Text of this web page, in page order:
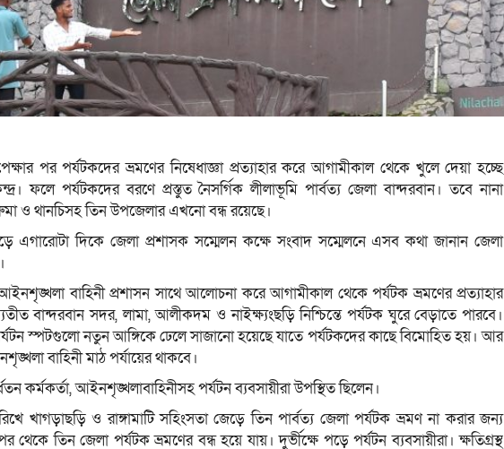
পর পর্যটকদের ভ্রমণের নিষেধাজ্ঞা প্রত্যাহার করে আগামীকাল থেকে খুলে দেয়া হচ্ছে
ফলে পর্যটকদের বরণে প্রস্তুত নৈসর্গিক লীলাভূমি পার্বত্য জেলা বান্দরবান। তবে নানা
ও থানচিসহ তিন উপজেলার এখনো বন্ধ রয়েছে।
এগারোটা দিকে জেলা প্রশাসক সম্মেলন কক্ষে সংবাদ সম্মেলনে এসব কথা জানান জেলা
বাহিনী প্রশাসন সাথে আলোচনা করে আগামীকাল থেকে পর্যটক ভ্রমণের প্রত্যাহার
বান্দরবান সদর, লামা, আলীকদম ও নাইক্ষ্যংছড়ি নিশ্চিন্তে পর্যটক ঘুরে বেড়াতে পারবে।
স্পটগুলো নতুন আঙ্গিকে ঢেলে সাজানো হয়েছে যাতে পর্যটকদের কাছে বিমোহিত হয়। আর
বাহিনী মাঠ পর্যায়ের থাকবে।
কর্মকর্তা, আইনশৃঙ্খলাবাহিনীসহ পর্যটন ব্যবসায়ীরা উপস্থিত ছিলেন।
খাগড়াছড়ি ও রাঙ্গামাটি সহিংসতা জেড়ে তিন পার্বত্য জেলা পর্যটক ভ্রমণ না করার জন্য
তিন জেলা পর্যটক ভ্রমণের বন্ধ হয়ে যায়। দুর্ভীক্ষে পড়ে পর্যটন ব্যবসায়ীরা। ক্ষতিগ্রস্থ